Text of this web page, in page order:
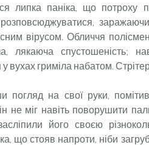
липка паніка, що потроху
вірусом. Обличчя
лякаюча спустошеність;
у вухах гриміла набатом.
погляд на свої руки,
не міг навіть поворушити
його своєю
що стояв напроти, ніби